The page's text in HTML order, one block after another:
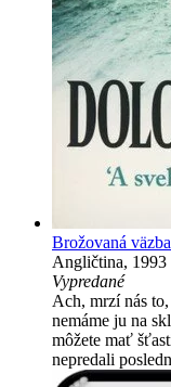
Brožovaná väzba
Angličtina, 1993
Vypredané
Ach, mrzí nás
nemáme ju na
môžete mať
nepredali